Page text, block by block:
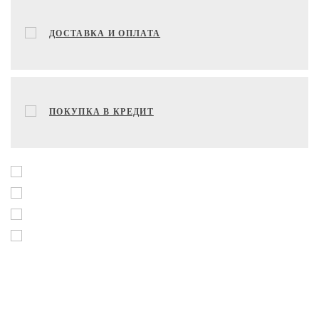
ДОСТАВКА И ОПЛАТА
ПОКУПКА В КРЕДИТ